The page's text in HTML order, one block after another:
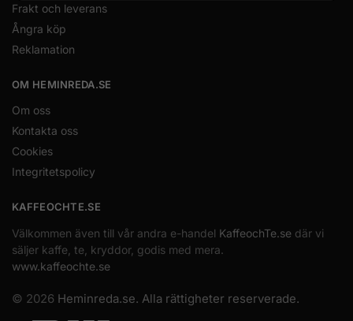
Frakt och leverans
Ångra köp
Reklamation
OM HEMINREDA.SE
Om oss
Kontakta oss
Cookies
Integritetspolicy
KAFFEOCHTE.SE
Välkommen även till vår andra e-handel KaffeochTe.se där vi
säljer kaffe, te, kryddor, godis med mera.
www.kaffeochte.se
© 2026 Heminreda.se. Alla rättigheter reserverade.